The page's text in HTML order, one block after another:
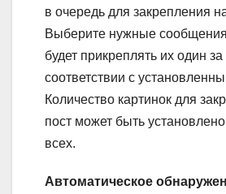
в очередь для закрепления
Выберите нужные
будет прикреплять их один
соответствии с
Количество картинок для
пост может быть
всех.
Автоматическое